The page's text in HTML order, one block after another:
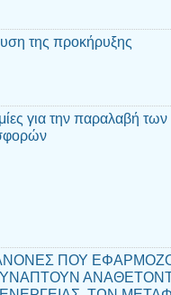
της προκήρυξης
για την παραλαβή των
ΠΟΥ